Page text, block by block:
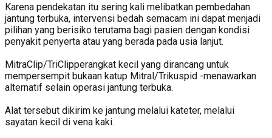
Karena pendekatan itu sering kali melibatkan pembedahan
jantung terbuka, intervensi bedah semacam ini dapat menjadi
pilihan yang berisiko terutama bagi pasien dengan kondisi
penyakit penyerta atau yang berada pada usia lanjut.
MitraClip/TriClipperangkat kecil yang dirancang untuk
mempersempit bukaan katup Mitral/Trikuspid -menawarkan
alternatif selain operasi jantung terbuka.
Alat tersebut dikirim ke jantung melalui kateter, melalui
sayatan kecil di vena kaki.